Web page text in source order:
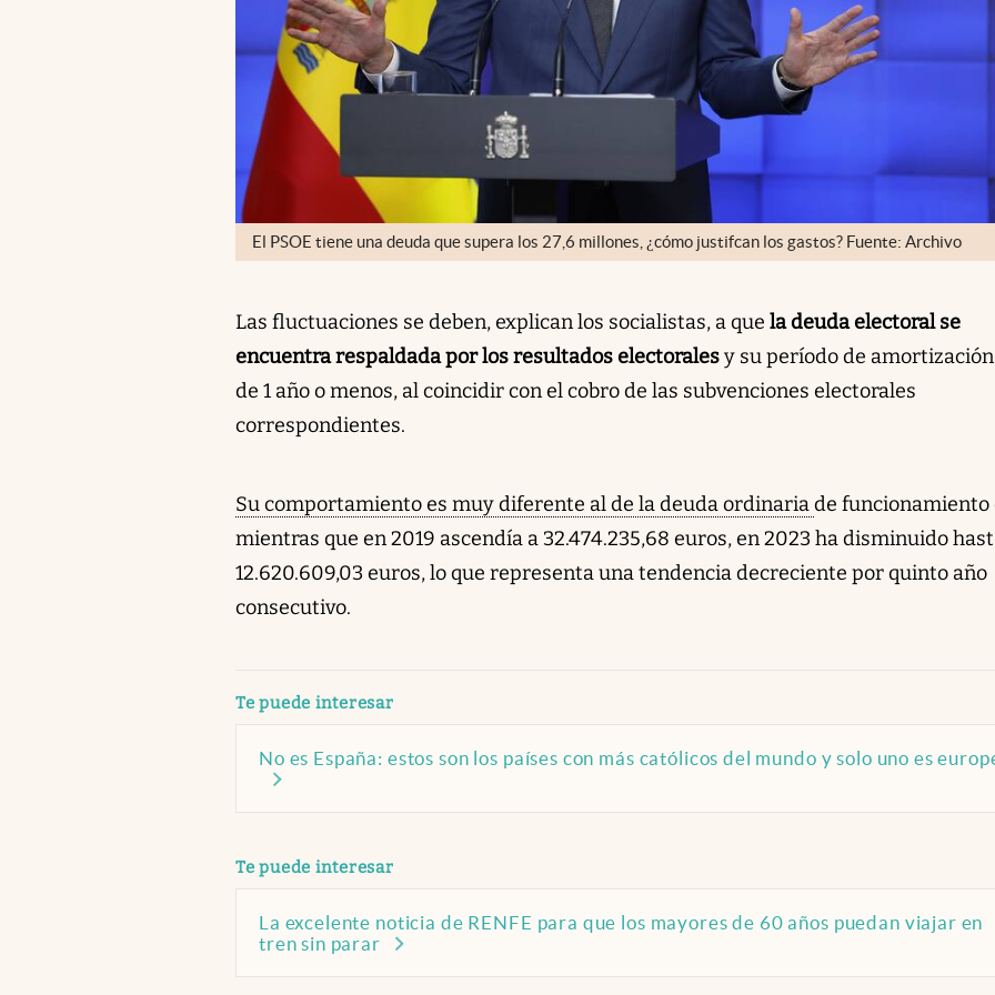
El PSOE tiene una deuda que supera los 27,6 millones, ¿cómo justifcan los gastos? Fuente: Archivo
Las fluctuaciones se deben, explican los socialistas, a que la deuda electoral se
encuentra respaldada por los resultados electoralesy su período de
de 1 año o menos, al coincidir con el cobro de las subvenciones electorales
correspondientes.
Su comportamiento es muy diferente al de la deuda ordinariade funcionamiento
mientras que en 2019 ascendía a 32.474.235,68 euros, en 2023 ha disminuido
12.620.609,03 euros, lo que representa una tendencia decreciente por quinto año
consecutivo.
Te puede interesar
No es España: estos son los países con más católicos del mundo y solo uno es
abre en nueva pestaña
Te puede interesar
La excelente noticia de RENFE para que los mayores de 60 años puedan viajar en
tren sin parar
abre en nueva pestaña